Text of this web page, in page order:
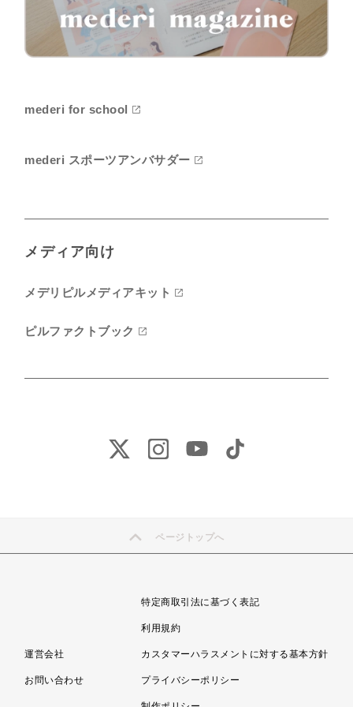
mederi for school
mederi スポーツアンバサダー
メディア向け
メデリピルメディアキット
ピルファクトブック
ページトップへ
運営会社
お問い合わせ
特定商取引法に基づく表記
利用規約
カスタマーハラスメントに対する基本方針
プライバシーポリシー